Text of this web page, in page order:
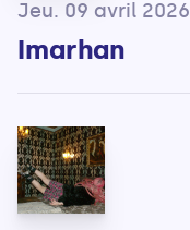
Jeu. 09 avril 2026
Imarhan